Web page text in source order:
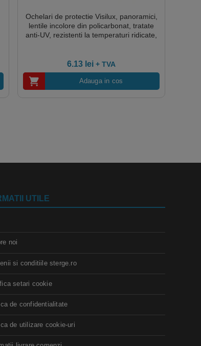
Ochelari de protectie Visilux, panoramici,
lentile incolore din policarbonat, tratate
anti-UV, rezistenti la temperaturi ridicate,
6.13 lei + TVA
Adauga in cos
UTILE
noi
si conditiile sterge.ro
setari cookie
de confidentialitate
de utilizare cookie-uri